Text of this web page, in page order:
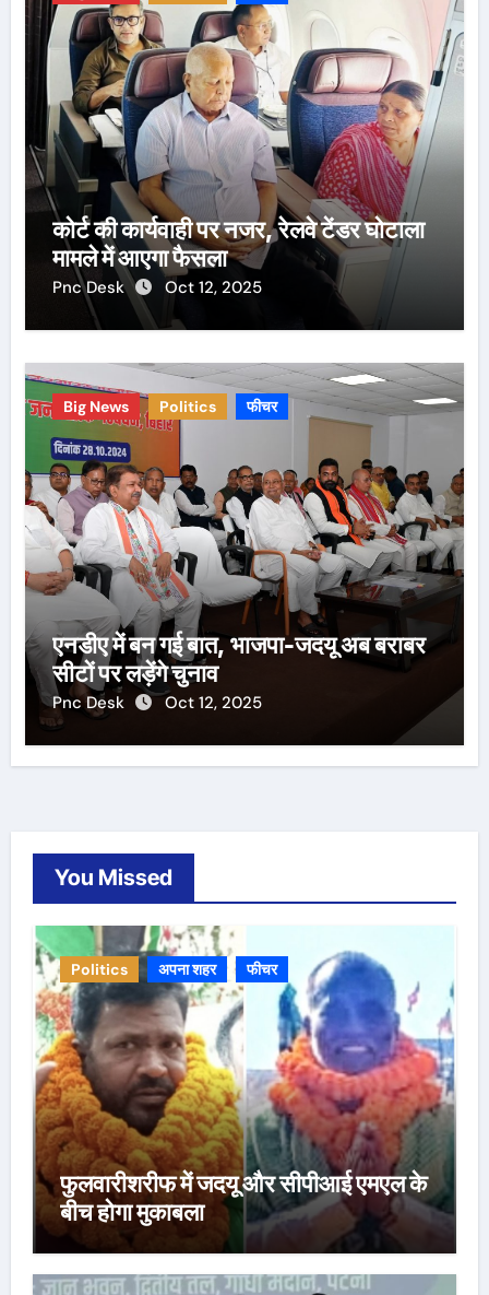
कोर्ट की कार्यवाही पर नजर, रेलवे टेंडर घोटाला
मामले में आएगा फैसला
Pnc Desk Oct 12, 2025
Big News Politics फीचर
एनडीए में बन गई बात, भाजपा-जदयू अब बराबर
सीटों पर लड़ेंगे चुनाव
Pnc Desk Oct 12, 2025
You Missed
Politics अपना शहर फीचर
फुलवारीशरीफ में जदयू और सीपीआई एमएल के
बीच होगा मुकाबला